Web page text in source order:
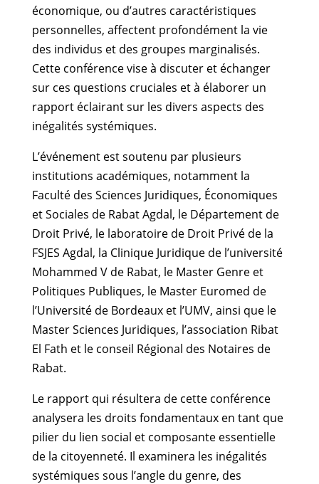
économique, ou d’autres caractéristiques
personnelles, affectent profondément la vie
des individus et des groupes marginalisés.
Cette conférence vise à discuter et échanger
sur ces questions cruciales et à élaborer un
rapport éclairant sur les divers aspects des
inégalités systémiques.
L’événement est soutenu par plusieurs
institutions académiques, notamment la
Faculté des Sciences Juridiques, Économiques
et Sociales de Rabat Agdal, le Département de
Droit Privé, le laboratoire de Droit Privé de la
FSJES Agdal, la Clinique Juridique de l’université
Mohammed V de Rabat, le Master Genre et
Politiques Publiques, le Master Euromed de
l’Université de Bordeaux et l’UMV, ainsi que le
Master Sciences Juridiques, l’association Ribat
El Fath et le conseil Régional des Notaires de
Rabat.
Le rapport qui résultera de cette conférence
analysera les droits fondamentaux en tant que
pilier du lien social et composante essentielle
de la citoyenneté. Il examinera les inégalités
systémiques sous l’angle du genre, des